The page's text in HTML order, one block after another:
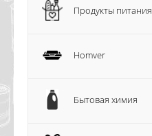
Продукты питания
Homver
Бытовая химия